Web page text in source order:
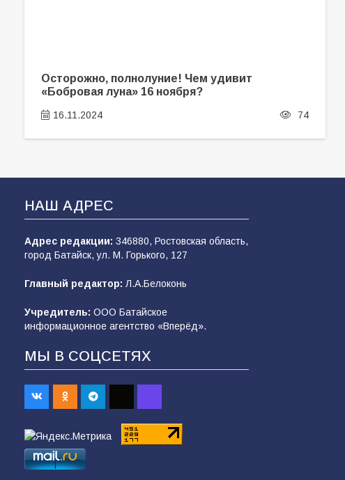
Осторожно, полнолуние! Чем удивит
«Бобровая луна» 16 ноября?
16.11.2024 74
НАШ АДРЕС
Адрес редакции: 346880, Ростовская область,
город Батайск, ул. М. Горького, 127
Главный редактор: Л.А.Белоконь
Учредитель: ООО Батайское
информационное агентство «Вперёд».
МЫ В СОЦСЕТЯХ